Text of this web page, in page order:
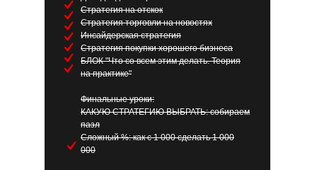
Стратегия на отскок
Стратегия торговли на новостях
Инсайдерская стратегия
Стратегия покупки хорошего бизнеса
БЛОК "Что со всем этим делать. Теория
на практике"
Финальные уроки:
КАКУЮ СТРАТЕГИЮ ВЫБРАТЬ: собираем
пазл
Сложный %: как с 1 000 сделать 1 000
000